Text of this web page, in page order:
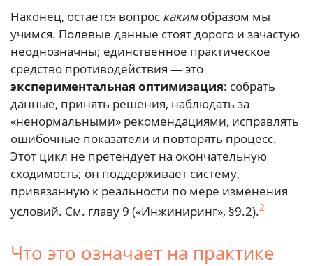
Наконец, остается вопрос какимобразом мы
учимся. Полевые данные стоят дорого и зачастую
неоднозначны; единственное практическое
средство противодействия — это
экспериментальная оптимизация: собрать
данные, принять решения, наблюдать за
«ненормальными» рекомендациями, исправлять
ошибочные показатели и повторять процесс.
Этот цикл не претендует на окончательную
сходимость; он поддерживает систему,
привязанную к реальности по мере изменения
условий. См. главу 9 («Инжиниринг», §9.2).2
Что это означает на практике